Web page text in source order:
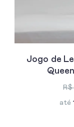
Jogo de
R$
até